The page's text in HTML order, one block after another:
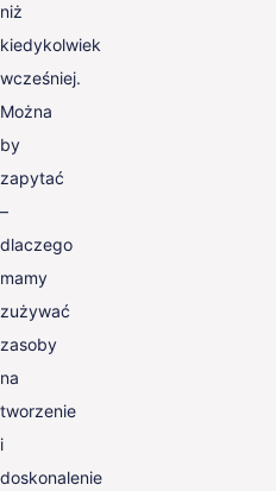
niż
kiedykolwiek
wcześniej.
Można
by
zapytać
–
dlaczego
mamy
zużywać
zasoby
na
tworzenie
i
doskonalenie